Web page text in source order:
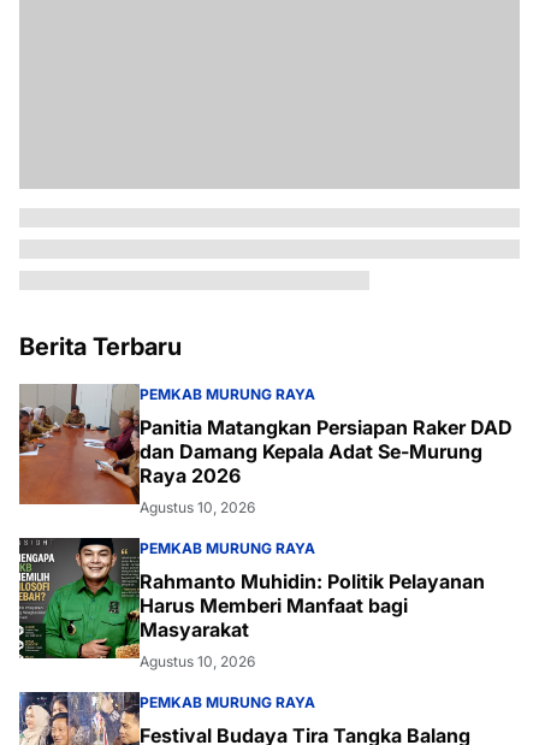
Berita Terbaru
PEMKAB MURUNG RAYA
Panitia Matangkan Persiapan Raker DAD
dan Damang Kepala Adat Se-Murung
Raya 2026
Agustus 10, 2026
PEMKAB MURUNG RAYA
Rahmanto Muhidin: Politik Pelayanan
Harus Memberi Manfaat bagi
Masyarakat
Agustus 10, 2026
PEMKAB MURUNG RAYA
Festival Budaya Tira Tangka Balang